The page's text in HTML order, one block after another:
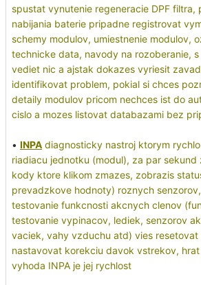
spustat vynutenie regeneracie DPF filtra,
nabijania baterie pripadne registrovat
schemy modulov, umiestnenie modulov,
technicke data, navody na rozoberanie, s
vediet nic a ajstak dokazes vyriesit
identifikovat problem, pokial si chces
detaily modulov pricom nechces ist do
cislo a mozes listovat databazami bez
• INPA diagnosticky nastroj ktorym
riadiacu jednotku (modul), za par
kody ktore klikom zmazes, zobrazis
prevadzkove hodnoty) roznych
testovanie funkcnosti akcnych clenov
testovanie vypinacov, lediek, senzorov
vaciek, vahy vzduchu atd) vies resetovat
nastavovat korekciu davok vstrekov, hrat
vyhoda INPA je jej rychlost